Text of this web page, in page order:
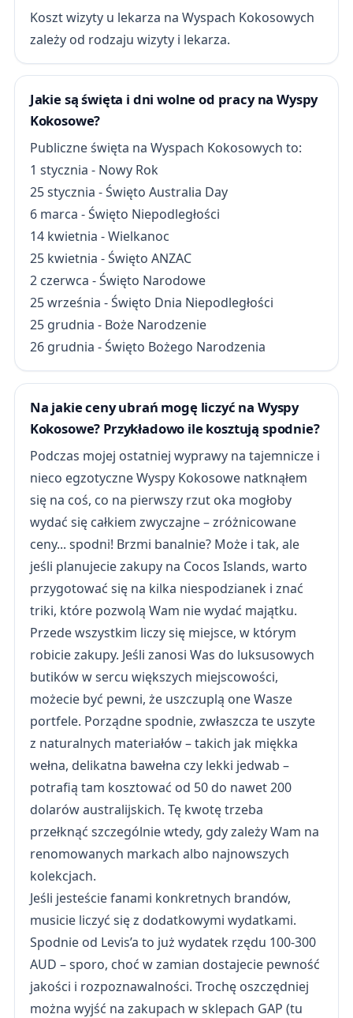
Koszt wizyty u lekarza na Wyspach Kokosowych
zależy od rodzaju wizyty i lekarza.
Jakie są święta i dni wolne od pracy na Wyspy
Kokosowe?
Publiczne święta na Wyspach Kokosowych to:
1 stycznia - Nowy Rok
25 stycznia - Święto Australia Day
6 marca - Święto Niepodległości
14 kwietnia - Wielkanoc
25 kwietnia - Święto ANZAC
2 czerwca - Święto Narodowe
25 września - Święto Dnia Niepodległości
25 grudnia - Boże Narodzenie
26 grudnia - Święto Bożego Narodzenia
Na jakie ceny ubrań mogę liczyć na Wyspy
Kokosowe? Przykładowo ile kosztują spodnie?
Podczas mojej ostatniej wyprawy na tajemnicze i
nieco egzotyczne Wyspy Kokosowe natknąłem
się na coś, co na pierwszy rzut oka mogłoby
wydać się całkiem zwyczajne – zróżnicowane
ceny... spodni! Brzmi banalnie? Może i tak, ale
jeśli planujecie zakupy na Cocos Islands, warto
przygotować się na kilka niespodzianek i znać
triki, które pozwolą Wam nie wydać majątku.
Przede wszystkim liczy się miejsce, w którym
robicie zakupy. Jeśli zanosi Was do luksusowych
butików w sercu większych miejscowości,
możecie być pewni, że uszczuplą one Wasze
portfele. Porządne spodnie, zwłaszcza te uszyte
z naturalnych materiałów – takich jak miękka
wełna, delikatna bawełna czy lekki jedwab –
potrafią tam kosztować od 50 do nawet 200
dolarów australijskich. Tę kwotę trzeba
przełknąć szczególnie wtedy, gdy zależy Wam na
renomowanych markach albo najnowszych
kolekcjach.
Jeśli jesteście fanami konkretnych brandów,
musicie liczyć się z dodatkowymi wydatkami.
Spodnie od Levis’a to już wydatek rzędu 100-300
AUD – sporo, choć w zamian dostajecie pewność
jakości i rozpoznawalności. Trochę oszczędniej
można wyjść na zakupach w sklepach GAP (tu